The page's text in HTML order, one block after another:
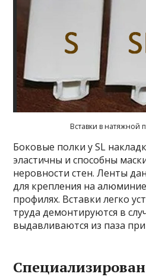
Вставки в натяжной
Боковые полки у SL
эластичны и способны
неровности стен. Ленты
для крепления на
профилях. Вставки легко
труда демонтируются в
выдавливаются из паза при